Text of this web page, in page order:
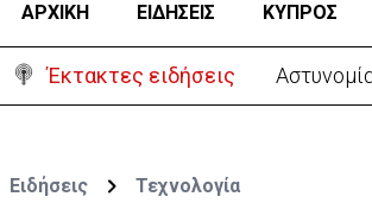
ΑΡΧΙΚΗ ΕΙΔΗΣΕΙΣ ΚΥΠΡΟΣ
Έκτακτες ειδήσεις Β. Βάσεις
Ειδήσεις Τεχνολογία